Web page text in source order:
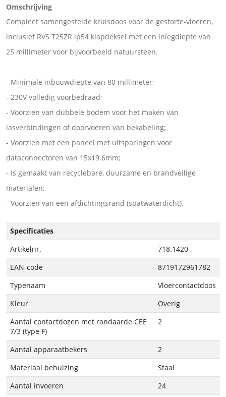
Omschrijving
Compleet samengestelde kruisdoos voor de gestorte-vloeren,
inclusief RVS T25ZR ip54 klapdeksel met een inlegdiepte van
25 millimeter voor bijvoorbeeld natuursteen.
- Minimale inbouwdiepte van 80 millimeter;
- 230V volledig voorbedraad;
- Voorzien van dubbele bodem voor het maken van
lasverbindingen of doorvoeren van bekabeling;
- Voorzien met een paneel met uitsparingen voor
dataconnectoren van 15x19.6mm;
- Is gemaakt van recyclebare, duurzame en brandveilige
materialen;
- Voorzien van een afdichtingsrand (spatwaterdicht).
Specificaties
Artikelnr.
718.1420
EAN-code
8719172961782
Typenaam
Vloercontactdoos
Kleur
Overig
Aantal contactdozen met randaarde CEE
7/3 (type F)
2
Aantal apparaatbekers
2
Materiaal behuizing
Staal
Aantal invoeren
24